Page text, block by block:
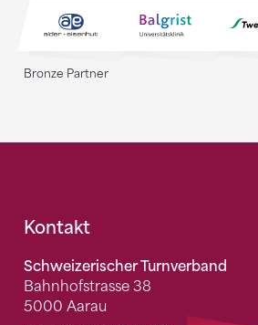
Bronze Partner
Fusszeile
Kontakt
Schweizerischer Turnverband
Bahnhofstrasse 38
5000 Aarau